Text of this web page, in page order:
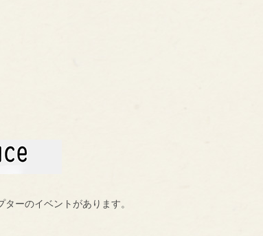
ーのイベントがあります。